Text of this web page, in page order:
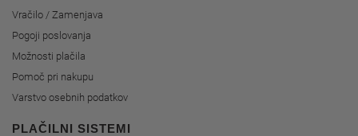
Vračilo / Zamenjava
Pogoji poslovanja
Možnosti plačila
Pomoč pri nakupu
Varstvo osebnih podatkov
PLAČILNI SISTEMI